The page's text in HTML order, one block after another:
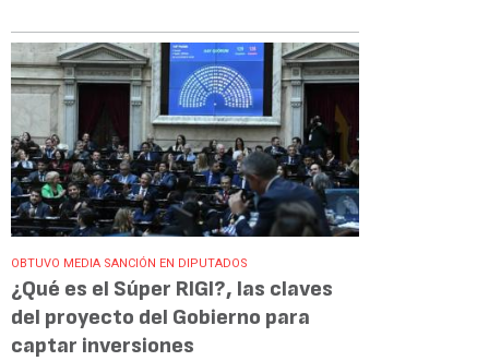
OBTUVO MEDIA SANCIÓN EN DIPUTADOS
¿Qué es el Súper RIGI?, las claves
del proyecto del Gobierno para
captar inversiones